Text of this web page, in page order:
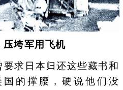
垮军用飞机
求日本归还这些藏书和
的撑腰，硬说他们没